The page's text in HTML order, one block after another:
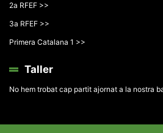
2a RFEF >>
3a RFEF >>
Primera Catalana 1 >>
Taller
No hem trobat cap partit ajornat a la nostra